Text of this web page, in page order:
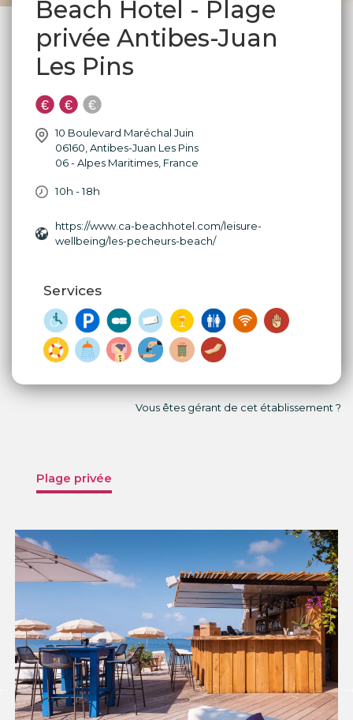
Beach Hotel - Plage
privée Antibes-Juan
Les Pins
10 Boulevard Maréchal Juin
06160 Antibes-Juan Les Pins
06 - Alpes Maritimes France
10h - 18h
https://www.ca-beachhotel.com/leisure-
wellbeing/les-pecheurs-beach/
Services
Vous êtes gérant de cet établissement ?
Plage privée